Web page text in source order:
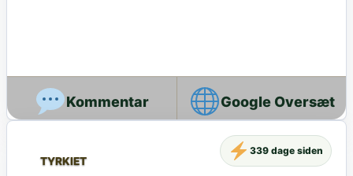
Google Oversæt
TYRKIET
339 dage siden